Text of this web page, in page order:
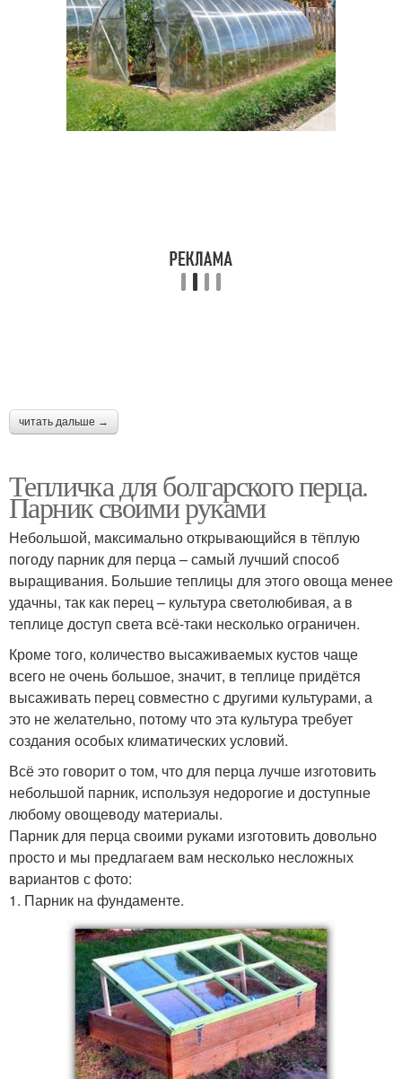
читать дальше →
Тепличка для болгарского перца.
Парник своими руками
Небольшой, максимально открывающийся в тёплую
погоду парник для перца – самый лучший способ
выращивания. Большие теплицы для этого овоща менее
удачны, так как перец – культура светолюбивая, а в
теплице доступ света всё-таки несколько ограничен.
Кроме того, количество высаживаемых кустов чаще
всего не очень большое, значит, в теплице придётся
высаживать перец совместно с другими культурами, а
это не желательно, потому что эта культура требует
создания особых климатических условий.
Всё это говорит о том, что для перца лучше изготовить
небольшой парник, используя недорогие и доступные
любому овощеводу материалы.
Парник для перца своими руками изготовить довольно
просто и мы предлагаем вам несколько несложных
вариантов с фото:
1. Парник на фундаменте.